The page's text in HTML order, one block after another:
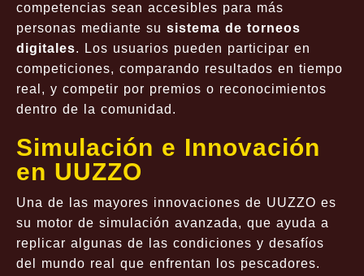
competencias sean accesibles para más
personas mediante su sistema de torneos
digitales. Los usuarios pueden participar en
competiciones, comparando resultados en tiempo
real, y competir por premios o reconocimientos
dentro de la comunidad.
Simulación e Innovación
en UUZZO
Una de las mayores innovaciones de UUZZO es
su motor de simulación avanzada, que ayuda a
replicar algunas de las condiciones y desafíos
del mundo real que enfrentan los pescadores.